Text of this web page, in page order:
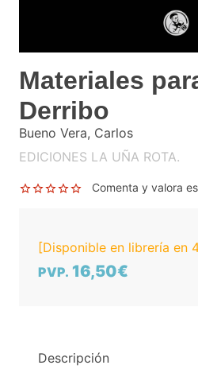
Materiales
Derribo
Bueno Vera, Carlos
EDICIONES LA UÑA ROTA.
Comenta y valora
[Disponible en librería en
PVP. 16,50€
Descripción